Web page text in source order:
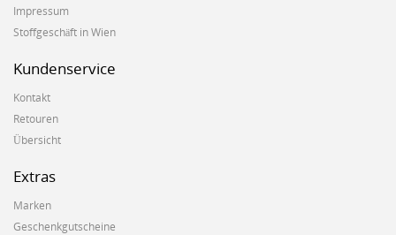
Impressum
Stoffgeschäft in Wien
Kundenservice
Kontakt
Retouren
Übersicht
Extras
Marken
Geschenkgutscheine